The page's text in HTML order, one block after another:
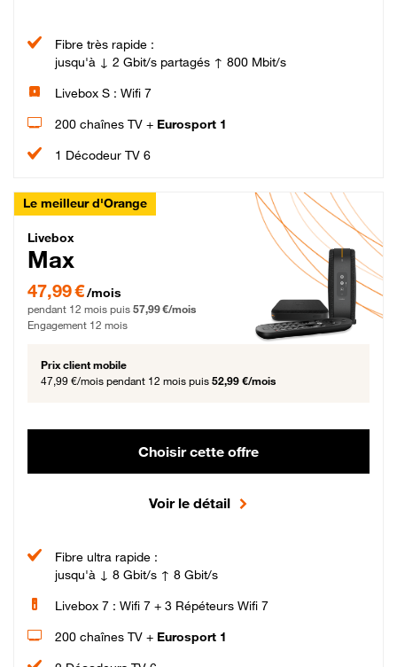
Fibre très rapide :
jusqu'à ↓ 2 Gbit/s partagés ↑ 800 Mbit/s
Livebox S : Wifi 7
200 chaînes TV + Eurosport 1
1 Décodeur TV 6
Le meilleur d'Orange
Livebox Max Fibre
Livebox
Max
47,99 € par mois pendant 12 mois puis 57,99 € par mois, Engagement 12 mois
47,99 €/mois
pendant 12 mois puis 57,99 €/mois
Engagement 12 mois
Prix client mobile
47,99 €/mois pendant 12 mois puis 52,99 €/mois
Choisir cette offre
Voir le détail
Fibre ultra rapide :
jusqu'à ↓ 8 Gbit/s ↑ 8 Gbit/s
Livebox 7 : Wifi 7 + 3 Répéteurs Wifi 7
200 chaînes TV + Eurosport 1